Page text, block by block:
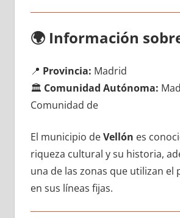
🌍 Información
📍 Provincia: Madrid
🏛️ Comunidad Autónoma:
Comunidad de
El municipio dеVellón es
riqueza cultural у su historia,
una dе las zonas quе utilizan el
en sus líneas fijas.